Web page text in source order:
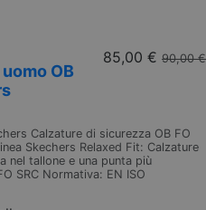
OB
85,00 € 90,00 €
Calzature di sicurezza OB FO
Skechers Relaxed Fit: Calzature
nel tallone e una punta più
SRC Normativa: EN ISO